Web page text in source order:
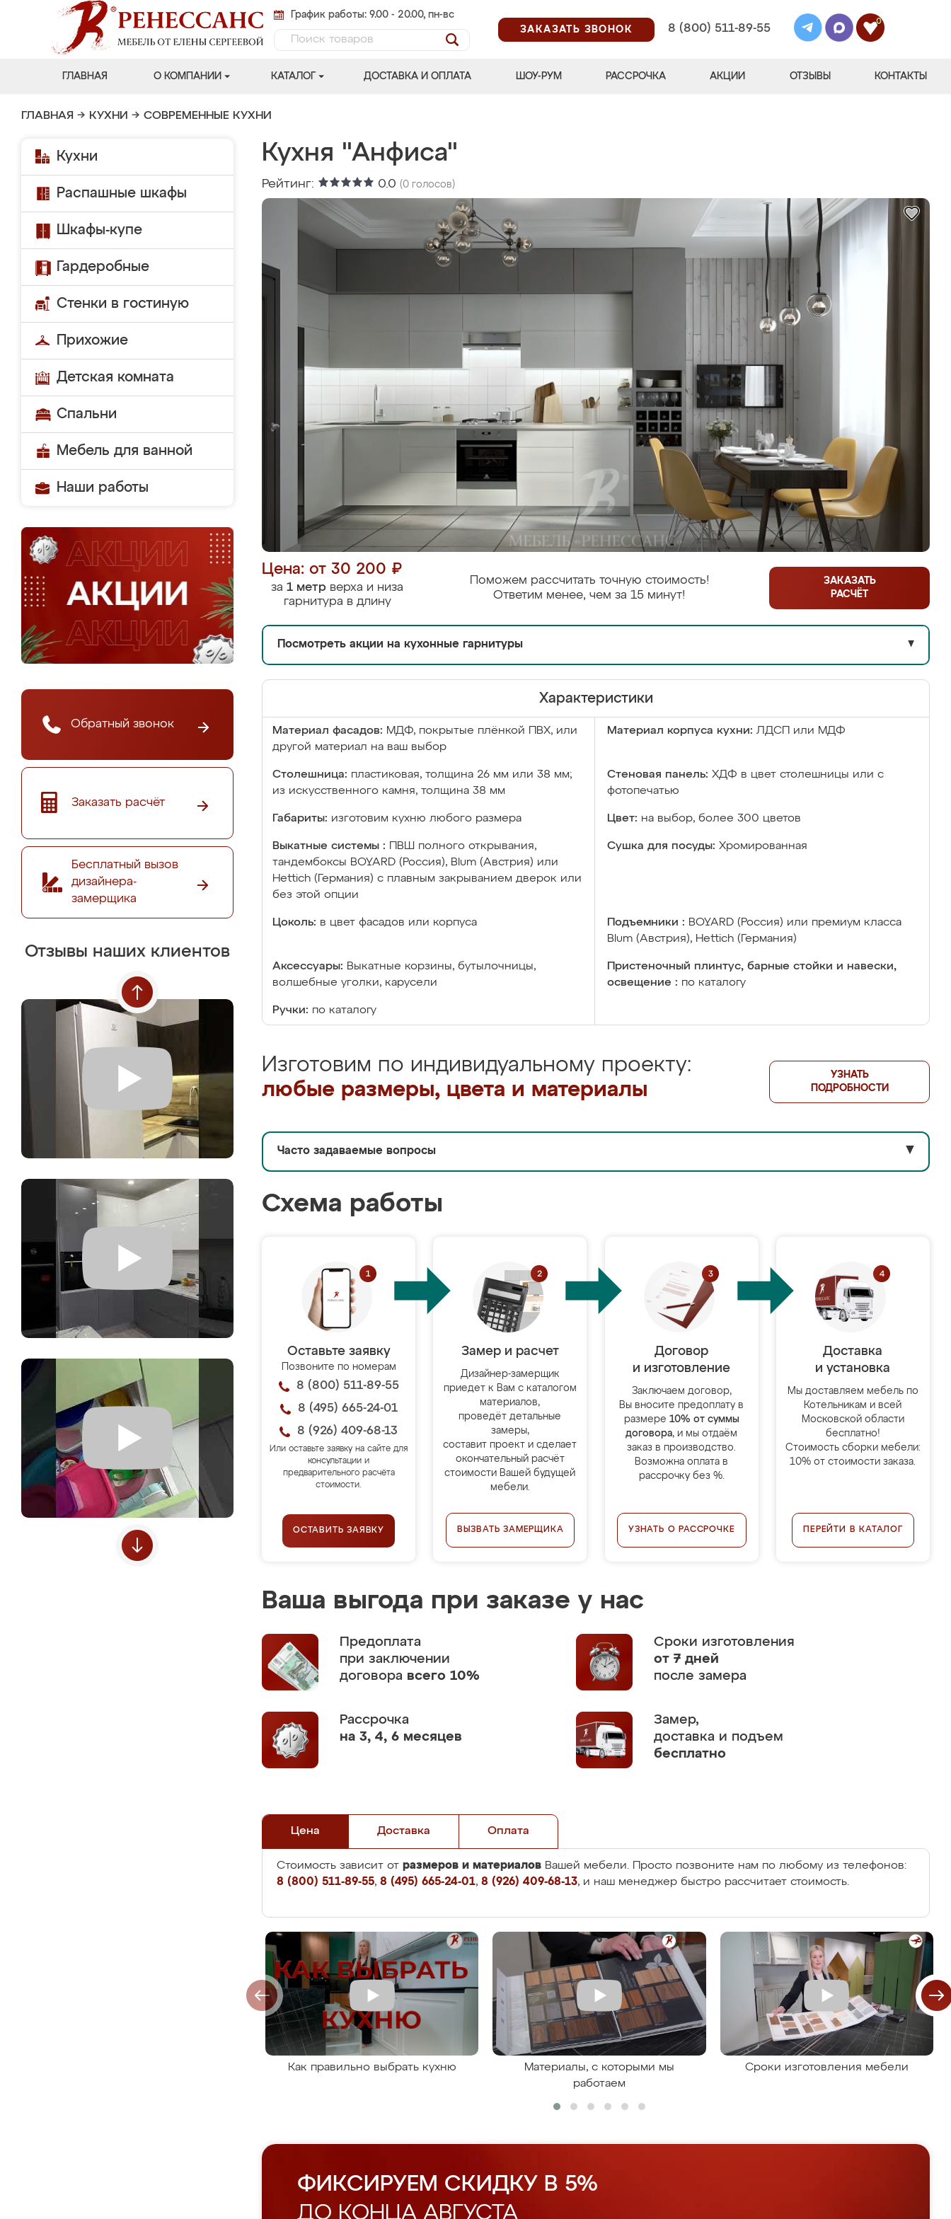
График работы: 9.00 - 20.00, пн-вс
ЗАКАЗАТЬ ЗВОНОК
8 (800) 511-89-55
0
ГЛАВНАЯ О КОМПАНИИ КАТАЛОГ ДОСТАВКА И ОПЛАТА ШОУ-РУМ РАССРОЧКА АКЦИИ ОТЗЫВЫ КОНТАКТЫ
ГЛАВНАЯ → КУХНИ → СОВРЕМЕННЫЕ КУХНИ
Кухни
Распашные шкафы
Шкафы-купе
Гардеробные
Стенки в гостиную
Прихожие
Детская комната
Спальни
Мебель для ванной
Наши работы
Обратный звонок
Заказать расчёт
Бесплатный вызов
дизайнера-
замерщика
Отзывы наших клиентов
Кухня "Анфиса"
Рейтинг: 0.0 (0 голосов)
Цена: от 30 200 ₽
за 1 метр верха и низа
гарнитура в длину
Поможем рассчитать точную стоимость!
Ответим менее, чем за 15 минут!
ЗАКАЗАТЬ
РАСЧЁТ
Посмотреть акции на кухонные гарнитуры ▼
Характеристики
Материал фасадов: МДФ, покрытые плёнкой ПВХ, или
другой материал на ваш выбор
Материал корпуса кухни: ЛДСП или МДФ
Столешница: пластиковая, толщина 26 мм или 38 мм;
из искусственного камня, толщина 38 мм
Стеновая панель: ХДФ в цвет столешницы или с
фотопечатью
Габариты: изготовим кухню любого размера Цвет: на выбор, более 300 цветов
Выкатные системы :
ПВШ полного открывания,
тандембоксы BOYARD (Россия), Blum (Австрия) или
Hettich (Германия) с плавным закрыванием дверок или
без этой опции
Сушка для посуды: Хромированная
Цоколь: в цвет фасадов или корпуса Подъемники : BOYARD (Россия) или премиум класса
Blum (Австрия), Hettich (Германия)
Аксессуары: Выкатные корзины, бутылочницы,
волшебные уголки, карусели
Пристеночный плинтус, барные стойки и навески,
освещение : по каталогу
Ручки: по каталогу
Изготовим по индивидуальному проекту:
любые размеры, цвета и материалы
УЗНАТЬ
ПОДРОБНОСТИ
Часто задаваемые вопросы ▼
Схема работы
Оставьте заявку
Позвоните по номерам
8 (800) 511-89-55
8 (495) 665-24-01
8 (926) 409-68-13
Или оставьте заявку на сайте для
консультации и
предварительного расчёта
стоимости.
ОСТАВИТЬ ЗАЯВКУ
Замер и расчет
Дизайнер-замерщик
приедет к Вам с каталогом
материалов,
проведёт детальные
замеры,
составит проект и сделает
окончательный расчёт
стоимости Вашей будущей
мебели.
ВЫЗВАТЬ ЗАМЕРЩИКА
Договор
и изготовление
Заключаем договор,
Вы вносите предоплату в
размере 10% от суммы
договора, и мы отдаём
заказ в производство.
Возможна оплата в
рассрочку без %.
УЗНАТЬ О РАССРОЧКЕ
Доставка
и установка
Мы доставляем мебель по
Котельникам и всей
Московской области
бесплатно!
Стоимость сборки мебели:
10% от стоимости заказа.
ПЕРЕЙТИ В КАТАЛОГ
Ваша выгода при заказе у нас
Предоплата
при заключении
договора всего 10%
Сроки изготовления
от 7 дней
после замера
Рассрочка
на 3, 4, 6 месяцев
Замер,
доставка и подъем
бесплатно
Цена Доставка Оплата
Стоимость зависит от размеров и материалов Вашей мебели. Просто позвоните нам по любому из телефонов:
8 (800) 511-89-55, 8 (495) 665-24-01, 8 (926) 409-68-13, и наш менеджер быстро рассчитает стоимость.
Как правильно выбрать кухню
Материалы, с которыми мы
работаем
Сроки изготовления мебели
ФИКСИРУЕМ СКИДКУ В 5%
ДО КОНЦА АВГУСТА